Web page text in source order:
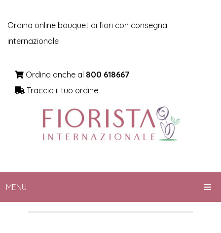
Ordina online bouquet di fiori con consegna
internazionale
Ordina anche al 800 618667
Traccia il tuo ordine
MENU